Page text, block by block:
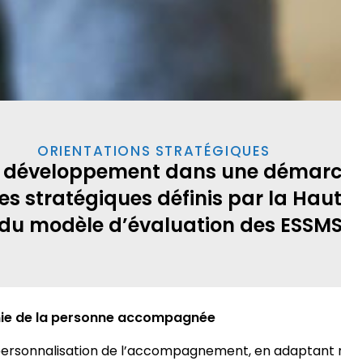
ORIENTATIONS STRATÉGIQUES
dans une
stratégiques définis par la
modèle d’évaluation des ESSMS
de la personne accompagnée
de l’accompagnement, en adaptant